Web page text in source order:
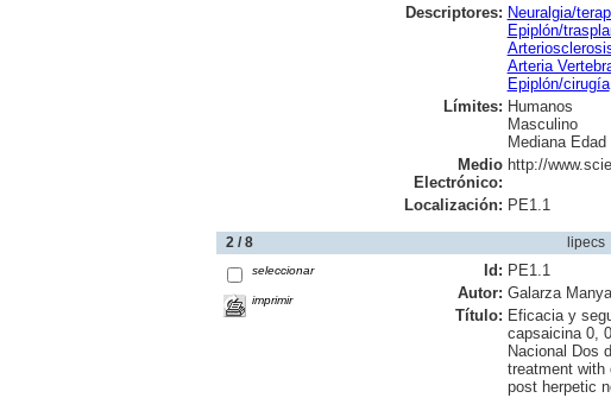
Descriptores: Neuralgia/
Epiplón/
Arteria
Epiplón/cirugía
Límites: Humanos
Masculino
Mediana Edad
Medio
Electrónico:
http://
Localización: PE1.1
2 / 8 lipecs
seleccionar
imprimir
Id: PE1.1
Autor: Galarza
Título: Eficacia y
capsaicina 0,
Nacional Dos
treatment with
post herpetic